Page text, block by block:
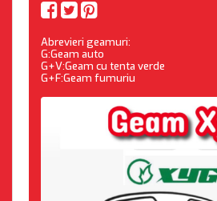
Abrevieri geamuri:
G:Geam auto
G+V:Geam cu tenta verde
G+F:Geam fumuriu